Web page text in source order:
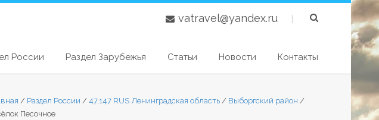
vatravel@yandex.ru |
России Раздел Зарубежья Статьи Новости Контакты
/ Раздел России / 47,147 RUS Ленинградская область / Выборгский район /
Песочное